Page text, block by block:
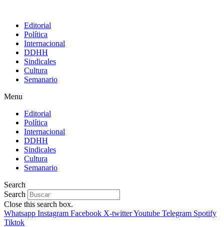
Editorial
Política
Internacional
DDHH
Sindicales
Cultura
Semanario
Menu
Editorial
Política
Internacional
DDHH
Sindicales
Cultura
Semanario
Search
Search
Close this search box.
Whatsapp Instagram Facebook X-twitterYoutube Telegram Spotify
Tiktok